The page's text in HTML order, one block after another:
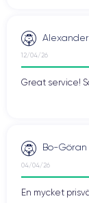
12/04/26
Great service!
Bo-Göran
04/04/26
En mycket